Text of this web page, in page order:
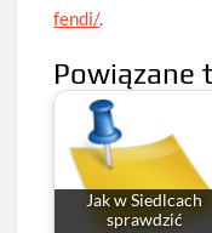
fendi/.
Powiązane
Jak w Siedlcach
sprawdzić